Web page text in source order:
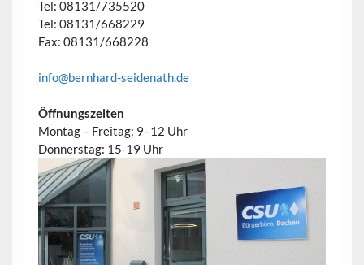
Tel: 08131/735520
Tel: 08131/668229
Fax: 08131/668228
info@bernhard-seidenath.de
Öffnungszeiten
Montag – Freitag: 9–12 Uhr
Donnerstag: 15-19 Uhr